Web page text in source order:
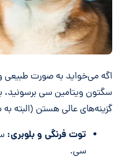
اگه می‌خواید به صورت
سگتون ویتامین سی برسونید،
گزینه‌های عالی هستن (البته
توت فرنگی و بلوبری:
سی.